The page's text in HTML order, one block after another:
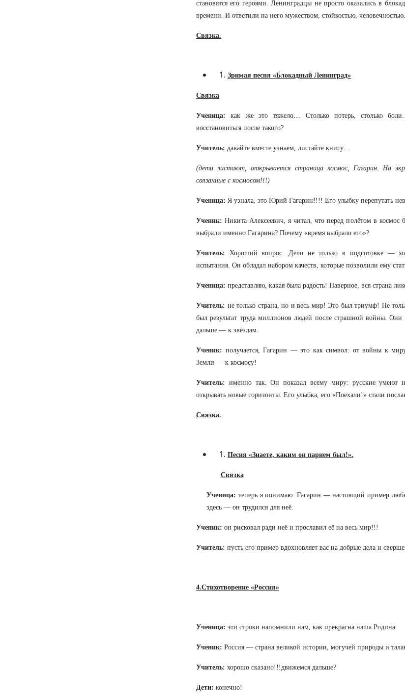
становятся его героями. Ленинградцы не просто оказались в
времени. И ответили на него мужеством, стойкостью, человечностью.
Связка.
Зримая песня «Блокадный Ленинград»
Связка
Ученица: как же это тяжело… Столько потерь, столько
восстановиться после такого?
Учитель: давайте вместе узнаем, листайте книгу…
(дети листают, открывается страница космос, Гагарин. На
связанные с космосом!!!)
Ученица: Я узнала, это Юрий Гагарин!!!! Его улыбку перепутать
Ученик: Никита Алексеевич, я читал, что перед полётом в
выбрали именно Гагарина? Почему «время выбрало его»?
Учитель: Хороший вопрос. Дело не только в подготовке —
испытания. Он обладал набором качеств, которые позволили ему
Ученица: представляю, какая была радость! Наверное, вся страна
Учитель: не только страна, но и весь мир! Это был триумф! Не
был результат труда миллионов людей после страшной войны.
дальше — к звёздам.
Ученик: получается, Гагарин — это как символ: от войны к
Земли — к космосу!
Учитель: именно так. Он показал всему миру: русские умеют
открывать новые горизонты. Его улыбка, его «Поехали!» стали
Связка.
Песня «Знаете, каким он парнем был!».
Связка
Ученица: теперь я понимаю: Гагарин — настоящий пример
здесь — он трудился для неё.
Ученик: он рисковал ради неё и прославил её на весь мир!!!
Учитель: пусть его пример вдохновляет вас на добрые дела и
4.Стихотворение «Россия»
Ученица: эти строки напомнили нам, как прекрасна наша Родина.
Ученик: Россия — страна великой истории, могучей природы и
Учитель: хорошо сказано!!!движемся дальше?
Дети: конечно!